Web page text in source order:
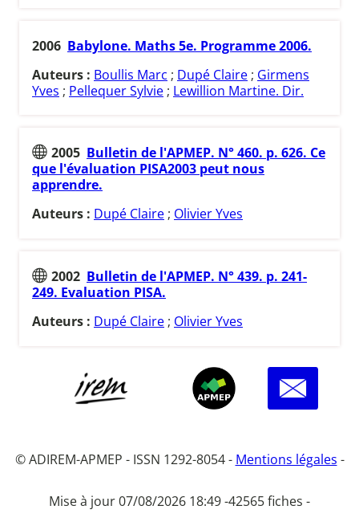
2006 Babylone. Maths 5e. Programme 2006.
Auteurs : Boullis Marc ; Dupé Claire ; Girmens
Yves ; Pellequer Sylvie ; Lewillion Martine. Dir.
2005 Bulletin de l'APMEP. N° 460. p. 626. Ce
que l'évaluation PISA2003 peut nous
apprendre.
Auteurs : Dupé Claire ; Olivier Yves
2002 Bulletin de l'APMEP. N° 439. p. 241-
249. Evaluation PISA.
Auteurs : Dupé Claire ; Olivier Yves
© ADIREM-APMEP - ISSN 1292-8054 - Mentions légales -
Mise à jour 07/08/2026 18:49 -42565 fiches -